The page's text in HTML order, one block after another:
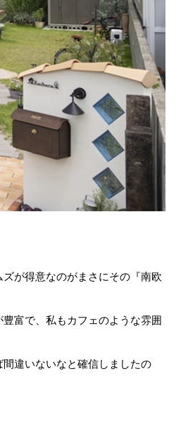
が得意なのがまさにその『南欧
富で、私もカフェのような雰囲
違いないなと確信しましたの